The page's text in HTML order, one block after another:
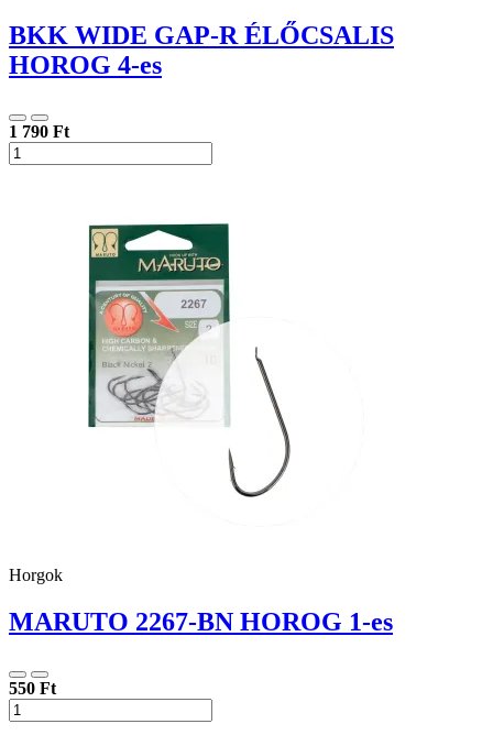
BKK WIDE GAP-R ÉLŐCSALIS
HOROG 4-es
1 790 Ft
Horgok
MARUTO 2267-BN HOROG 1-es
550 Ft